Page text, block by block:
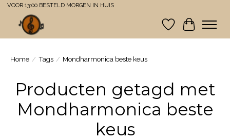
VOOR 13:00 BESTELD MORGEN IN HUIS
Verlanglijst
Home / Tags / Mondharmonica beste keus
Producten getagd met
Mondharmonica beste
keus